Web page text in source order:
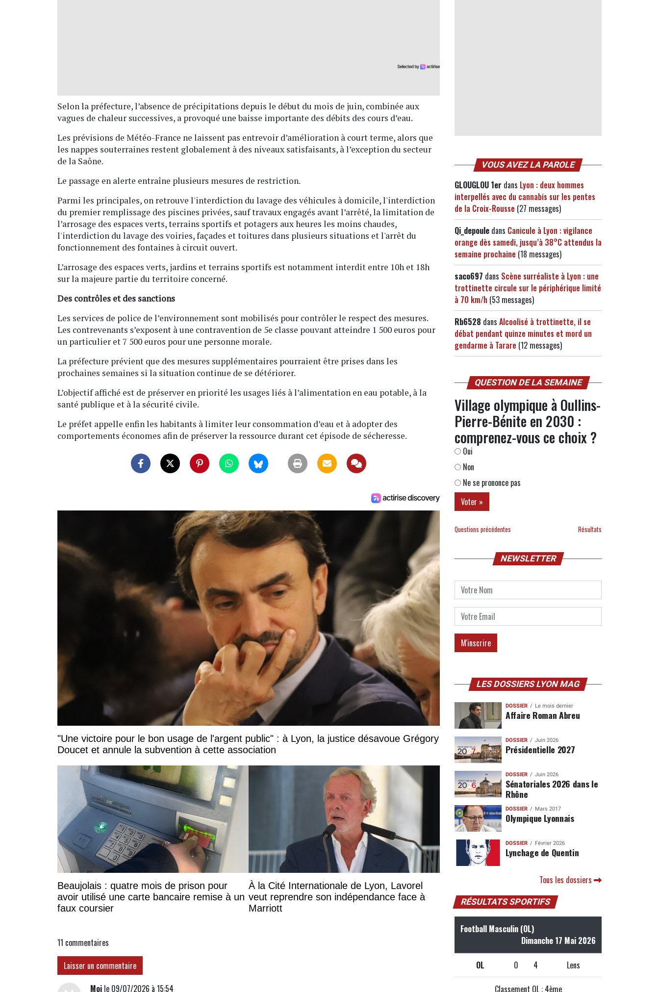
Selon la préfecture, l’absence de précipitations depuis le début du mois de juin, combinée aux
vagues de chaleur successives, a provoqué une baisse importante des débits des cours d’eau.
Les prévisions de Météo-France ne laissent pas entrevoir d’amélioration à court terme, alors que
les nappes souterraines restent globalement à des niveaux satisfaisants, à l’exception du secteur
de la Saône.
Le passage en alerte entraîne plusieurs mesures de restriction.
Parmi les principales, on retrouve l'interdiction du lavage des véhicules à domicile, l'interdiction
du premier remplissage des piscines privées, sauf travaux engagés avant l’arrêté, la limitation de
l’arrosage des espaces verts, terrains sportifs et potagers aux heures les moins chaudes,
l'interdiction du lavage des voiries, façades et toitures dans plusieurs situations et l'arrêt du
fonctionnement des fontaines à circuit ouvert.
L’arrosage des espaces verts, jardins et terrains sportifs est notamment interdit entre 10h et 18h
sur la majeure partie du territoire concerné.
Des contrôles et des sanctions
Les services de police de l’environnement sont mobilisés pour contrôler le respect des mesures.
Les contrevenants s’exposent à une contravention de 5e classe pouvant atteindre 1 500 euros pour
un particulier et 7 500 euros pour une personne morale.
La préfecture prévient que des mesures supplémentaires pourraient être prises dans les
prochaines semaines si la situation continue de se détériorer.
L’objectif affiché est de préserver en priorité les usages liés à l’alimentation en eau potable, à la
santé publique et à la sécurité civile.
Le préfet appelle enfin les habitants à limiter leur consommation d’eau et à adopter des
comportements économes afin de préserver la ressource durant cet épisode de sécheresse.
"Une victoire pour le bon usage de l'argent public" : à Lyon, la justice désavoue Grégory
Doucet et annule la subvention à cette association
Beaujolais : quatre mois de prison pour
avoir utilisé une carte bancaire remise à un
faux coursier
À la Cité Internationale de Lyon, Lavorel
veut reprendre son indépendance face à
Marriott
11 commentaires
Laisser un commentaire
Moi le 09/07/2026 à 15:54
VOUS AVEZ LA PAROLE
GLOUGLOU 1er dans Lyon : deux hommes
interpellés avec du cannabis sur les pentes
de la Croix-Rousse (27 messages)
Qi_depoule dans Canicule à Lyon : vigilance
orange dès samedi, jusqu’à 38°C attendus la
semaine prochaine (18 messages)
saco697 dans Scène surréaliste à Lyon : une
trottinette circule sur le périphérique limité
à 70 km/h (53 messages)
Rb6528 dans Alcoolisé à trottinette, il se
débat pendant quinze minutes et mord un
gendarme à Tarare (12 messages)
QUESTION DE LA SEMAINE
Village olympique à Oullins-
Pierre-Bénite en 2030 :
comprenez-vous ce choix ?
Oui
Non
Ne se prononce pas
Questions précédentes Résultats
NEWSLETTER
LES DOSSIERS LYON MAG
DOSSIER Le mois dernier
Affaire Roman Abreu
DOSSIER Juin 2026
Présidentielle 2027
DOSSIER Juin 2026
Sénatoriales 2026 dans le
Rhône
DOSSIER Mars 2017
Olympique Lyonnais
DOSSIER Février 2026
Lynchage de Quentin
Tous les dossiers
RÉSULTATS SPORTIFS
Football Masculin (OL)
Dimanche 17 Mai 2026
OL 0 4 Lens
Classement OL : 4ème